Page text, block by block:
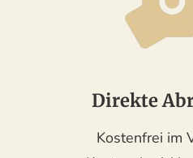
Direkte
Kostenfrei im